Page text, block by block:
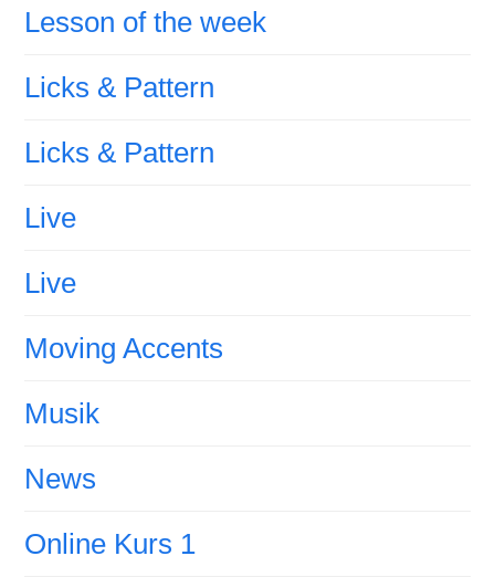
Lesson of the week
Licks & Pattern
Licks & Pattern
Live
Live
Moving Accents
Musik
News
Online Kurs 1